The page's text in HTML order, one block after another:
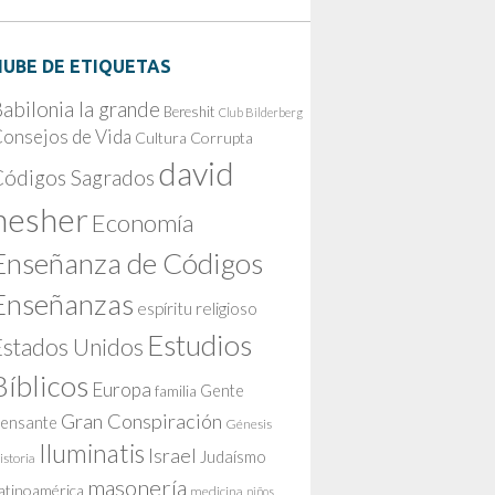
DE ETIQUETAS
la grande Bereshit Club Bilderberg
de Vida Cultura Corrupta
Sagrados david
Economía
de Códigos
espíritu religioso
Unidos Estudios
Europa familia Gente
Gran Conspiración Génesis
Iluminatis Israel Judaísmo
masonería medicina niños